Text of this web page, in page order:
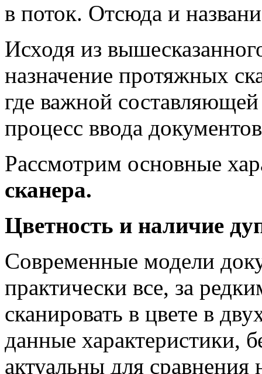
в поток. Отсюда и
Исходя из
назначение протяжных
где важной составляющей
процесс ввода
Рассмотрим основные
сканера.
Цветность и наличие
Современные модели
практически все, за
сканировать в цвете в
данные характеристики,
актуальны для сравнения